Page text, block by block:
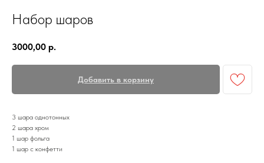
Набор шаров
3000,00 р.
Добавить в корзину
3 шара однотонных
2 шара хром
1 шар фольга
1 шар с конфетти